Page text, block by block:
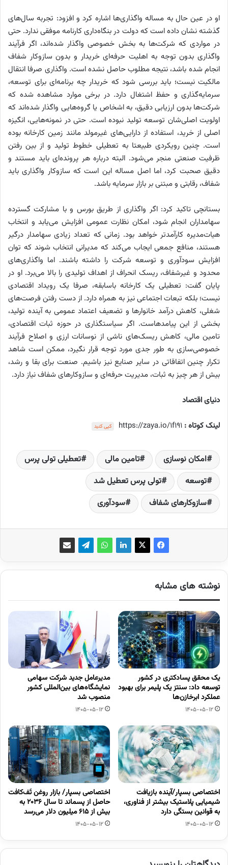
او در عین حال به مساله واگذاری‌ها اشاره کرد و افزود: تجربه سال‌های
گذشته نشان داده است که دولت در بنگاه‌داری کارنامه موفقی ندارد. حتی
در مواردی که شرکت‌ها به بخش خصوصی واگذار شده‌اند، اگر فرآیند
واگذاری بدون توجه به اهلیت حرفه‌ای خریدار و بدون سازوکار شفاف
انجام شده باشد، نتیجه مطلوب حاصل نشده است. واگذاری صرفا انتقال
مالکیت نیست؛ باید بررسی شود که خریدار چه برنامه‌ای برای توسعه،
سرمایه‌گذاری و حفظ اشتغال دارد. در برخی موارد مشاهده شده که
شرکت‌ها بدون ارزیابی دقیق، به اشخاص یا گروه‌هایی واگذار شده‌اند که
اولویت اصلی‌شان توسعه تولید نبوده است. حتی در نمونه‌هایی، انگیزه
اصلی از خرید، استفاده از دارایی‌های غیرمولد مانند زمین کارخانه بوده
است. چنین رویکردی طبیعتا به تعطیلی خطوط تولید و از بین رفتن
ظرفیت صنعتی منجر می‌شود. البته درباره هر پرونده‌ای باید مستند و
دقیق صحبت کرد، اما اصل مساله این است که سازوکار واگذاری باید
شفاف، رقابتی و مبتنی بر بازار سرمایه باشد.
بستانچی تاکید کرد: اگر واگذاری از طریق بورس و با مشارکت گسترده
سهامداران انجام شود، امکان نظارت عمومی افزایش می‌یابد و انتخاب
هیات‌مدیره کارآمدتر خواهد بود. زمانی که تعداد زیادی سهامدار درگیر
هستند، منافع جمعی ایجاب می‌کند که مدیرانی انتخاب شوند که توان
افزایش سودآوری و توسعه شرکت را داشته باشند. اما واگذاری‌های
محدود و غیرشفاف، ریسک انحراف از اهداف تولیدی را بالا می‌برد. او در
پایان گفت: تعطیلی یک کارخانه باسابقه، صرفا یک رویداد اقتصادی
نیست؛ بلکه تبعات اجتماعی نیز به همراه دارد. از دست رفتن فرصت‌های
شغلی، کاهش درآمد خانوارها و تضعیف اعتماد عمومی به آینده تولید،
بخشی از این پیامدهاست. اگر سیاستگذاری در حوزه ثبات اقتصادی،
تامین مالی، کاهش ریسک‌های ناشی از نوسانات ارزی و اصلاح فرآیند
خصوصی‌سازی به ‌طور جدی مورد توجه قرار نگیرد، ممکن است شاهد
تکرار چنین اتفاقاتی در سایر صنایع نیز باشیم. صنعت برای بقا و رشد،
بیش از هر چیز به ثبات، مدیریت حرفه‌ای و سازوکارهای شفاف نیاز دارد.
دنیای اقتصاد
لینک کوتاه : https://zaya.io/1f191 کپی کنید
امکان نوسازی تامین مالی
تعطیلی تولی پرس
توسعه‌
تولی پرس تعطیل شد
سازوکارهای شفاف
سودآوری
نوشته های مشابه
یک محقق پسادکتری در کشور
توسعه داد: سنتز یک پلیمر برای بهبود
عملکرد ابرخازن‌ها
1405-05-12
مدیرعامل جدید شرکت سهامی
نمایشگاه‌های بین‌المللی کشور
منصوب شد
1405-05-12
اختصاصی بسپار/آینده بازیافت
شیمیایی پلاستیک بیشتر از فناوری،
به قوانین بستگی دارد
1405-05-12
اختصاصی بسپار/ بازار روغن تَف‌کافت
حاصل از پسماند تا سال ۲۰۳۶ به
بیش از ۶۱۵ میلیون دلار می‌رسد
1405-05-12